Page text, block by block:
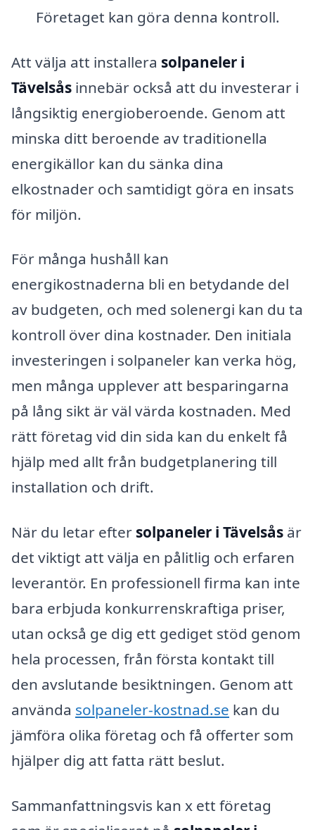
Företaget kan göra denna kontroll.
Att välja att installera solpaneler i
Tävelsås innebär också att du investerar i
långsiktig energioberoende. Genom att
minska ditt beroende av traditionella
energikällor kan du sänka dina
elkostnader och samtidigt göra en insats
för miljön.
För många hushåll kan
energikostnaderna bli en betydande del
av budgeten, och med solenergi kan du ta
kontroll över dina kostnader. Den initiala
investeringen i solpaneler kan verka hög,
men många upplever att besparingarna
på lång sikt är väl värda kostnaden. Med
rätt företag vid din sida kan du enkelt få
hjälp med allt från budgetplanering till
installation och drift.
När du letar efter solpaneler i Tävelsås är
det viktigt att välja en pålitlig och erfaren
leverantör. En professionell firma kan inte
bara erbjuda konkurrenskraftiga priser,
utan också ge dig ett gediget stöd genom
hela processen, från första kontakt till
den avslutande besiktningen. Genom att
använda solpaneler-kostnad.se kan du
jämföra olika företag och få offerter som
hjälper dig att fatta rätt beslut.
Sammanfattningsvis kan x ett företag